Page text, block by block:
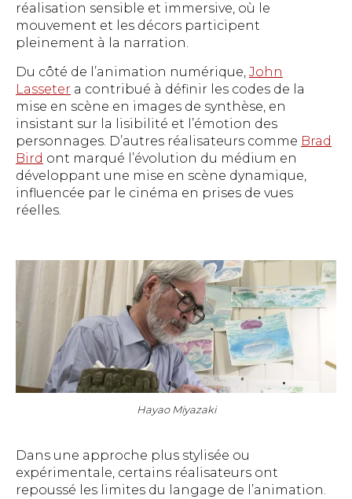
réalisation sensible et immersive, où le
mouvement et les décors participent
pleinement à la narration.
Du côté de l’animation numérique, John
Lasseter a contribué à définir les codes de la
mise en scène en images de synthèse, en
insistant sur la lisibilité et l’émotion des
personnages. D’autres réalisateurs comme Brad
Bird ont marqué l’évolution du médium en
développant une mise en scène dynamique,
influencée par le cinéma en prises de vues
réelles.
Hayao Miyazaki
Dans une approche plus stylisée ou
expérimentale, certains réalisateurs ont
repoussé les limites du langage de l’animation.